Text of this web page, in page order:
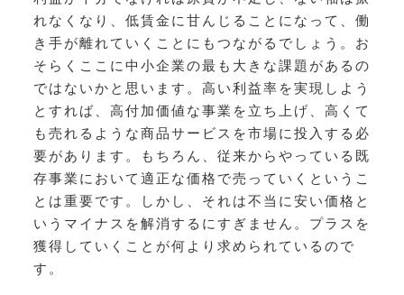
れなくなり、低賃金に甘んじることになって、働
き手が離れていくことにもつながるでしょう。お
そらくここに中小企業の最も大きな課題があるの
ではないかと思います。高い利益率を実現しよう
とすれば、高付加価値な事業を立ち上げ、高くて
も売れるような商品サービスを市場に投入する必
要があります。もちろん、従来からやっている既
存事業において適正な価格で売っていくというこ
とは重要です。しかし、それは不当に安い価格と
いうマイナスを解消するにすぎません。プラスを
獲得していくことが何より求められているので
す。